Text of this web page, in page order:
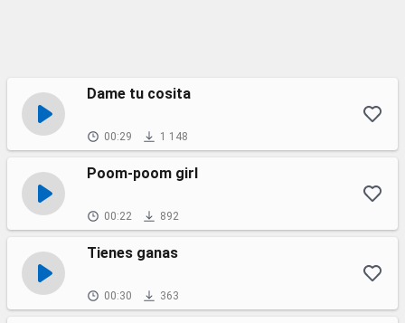
Dame tu cosita
00:29 1 148
Poom-poom girl
00:22 892
Tienes ganas
00:30 363